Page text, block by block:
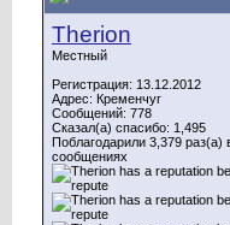
Therion
Местный
Регистрация: 13.12.2012
Адрес: Кременчуг
Сообщений: 778
Сказал(а) спасибо: 1,495
Поблагодарили 3,379 раз(а)
сообщениях